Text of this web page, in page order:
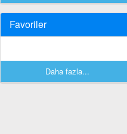
Favoriler
Daha fazla...